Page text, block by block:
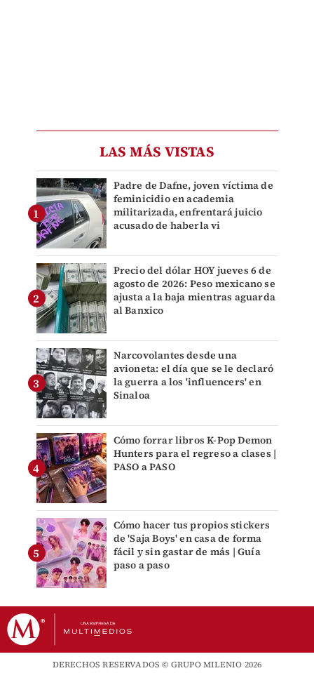
LAS MÁS VISTAS
Padre de Dafne, joven víctima de
feminicidio en academia
militarizada, enfrentará juicio
acusado de haberla vi
Precio del dólar HOY jueves 6 de
agosto de 2026: Peso mexicano se
ajusta a la baja mientras aguarda
al Banxico
Narcovolantes desde una
avioneta: el día que se le declaró
la guerra a los 'influencers' en
Sinaloa
Cómo forrar libros K-Pop Demon
Hunters para el regreso a clases |
PASO a PASO
Cómo hacer tus propios stickers
de 'Saja Boys' en casa de forma
fácil y sin gastar de más | Guía
paso a paso
DERECHOS RESERVADOS © GRUPO MILENIO 2026